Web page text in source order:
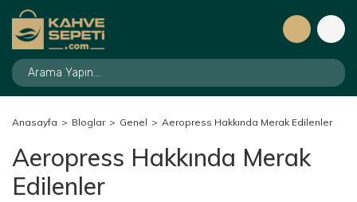
Anasayfa Bloglar Genel Aeropress Hakkında Merak Edilenler
Aeropress Hakkında Merak
Edilenler